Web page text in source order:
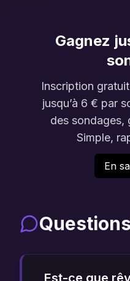
Gagnez
Inscription
jusqu’à 6 € par
des sondages,
Simple,
En
Est-ce que